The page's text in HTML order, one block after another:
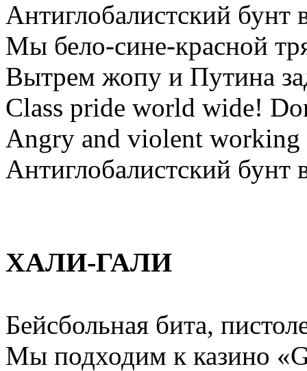
Антиглобалистский бунт
Мы бело-сине-красной
Вытрем жопу и Путина
Class pride world wide!
Angry and violent working
Антиглобалистский бунт
ХАЛИ-ГАЛИ
Бейсбольная бита,
Мы подходим к казино